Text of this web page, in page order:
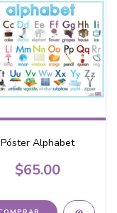
Póster Alphabet
$65.00